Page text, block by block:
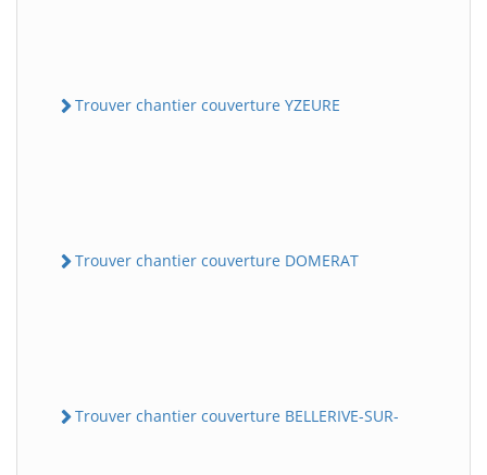
Trouver chantier couverture YZEURE
Trouver chantier couverture DOMERAT
Trouver chantier couverture BELLERIVE-SUR-